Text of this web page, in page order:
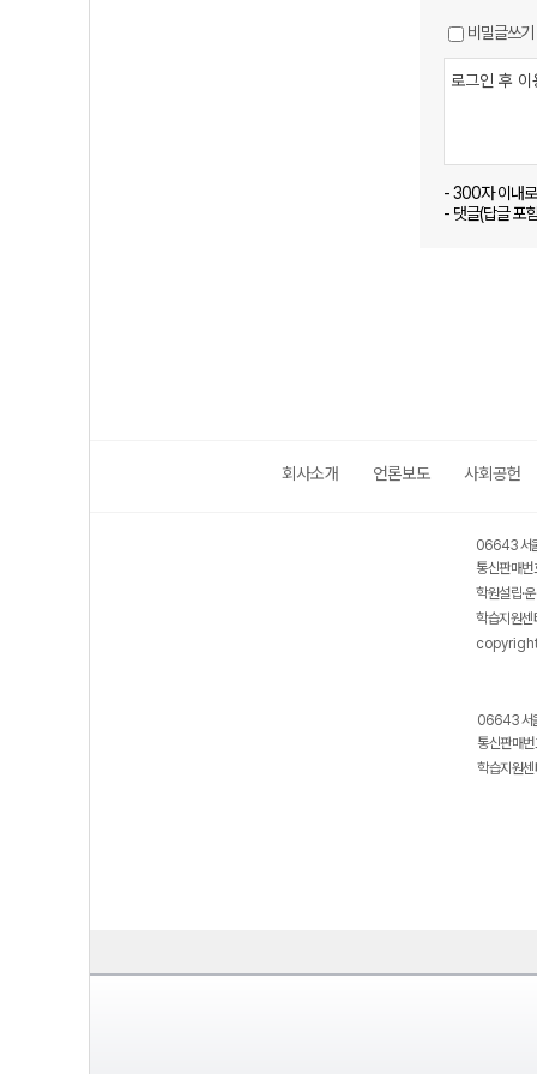
비밀글쓰기
- 300자 이내
- 댓글(답글 포
회사소개 언론보도 사회공헌
06643 서
통신판매
학원설립·
학습지원
06643 서
통신판매
학습지원